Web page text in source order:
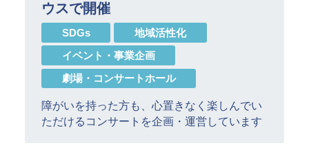
ウスで開催
SDGs
地域活性化
イベント・事業企画
劇場・コンサートホール
障がいを持った方も、心置きなく楽しんでい
ただけるコンサートを企画・運営しています